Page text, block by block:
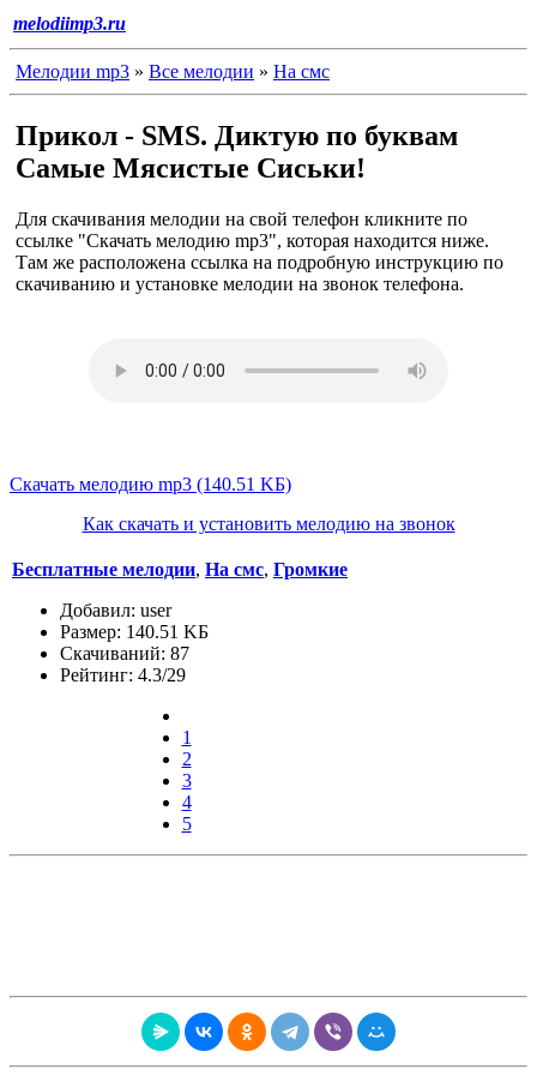
melodiimp3.ru
Мелодии mp3 » Все мелодии » На смс
Прикол - SMS. Диктую по буквам
Самые Мясистые Сиськи!
Для скачивания мелодии на свой телефон кликните по
ссылке "Скачать мелодию mp3", которая находится ниже.
Там же расположена ссылка на подробную инструкцию по
скачиванию и установке мелодии на звонок телефона.
Скачать мелодию mp3 (140.51 KБ)
Как скачать и установить мелодию на звонок
Бесплатные мелодии, На смс, Громкие
Добавил: user
Размер: 140.51 KБ
Скачиваний: 87
Рейтинг: 4.3/29
1
2
3
4
5